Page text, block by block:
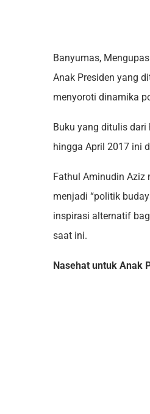
Banyumas,
Anak Presiden yang
menyoroti dinamika
Buku yang ditulis dari
hingga April 2017 ini
Fathul Aminudin Aziz
menjadi “politik
inspirasi alternatif
saat ini.
Nasehat untuk Anak